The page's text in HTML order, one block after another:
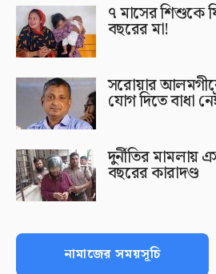
৭ মাসের শিশুকে
বছরের মা!
সরোয়ার
যোগ দিতে বাধা
দুর্নীতির মামলায়
বছরের কারাদণ্ড
নামাজের সময়সূচি